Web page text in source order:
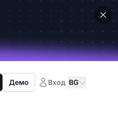
Демо Вход BG